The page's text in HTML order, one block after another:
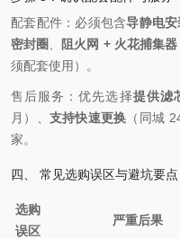
配套配件：必须包含导静电
密封圈
阻火网 + 火花捕集器
须配套使用）。
售后服务：优先选择提供滤
月）、 支持快速更换 （同城
家。
四、 常见选购误区与避坑要点
选购
误区
严重后果